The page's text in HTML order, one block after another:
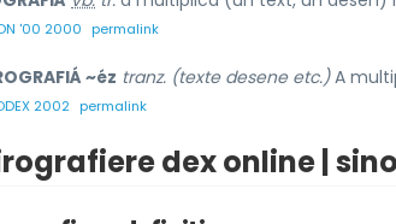
'00 2000 permalink
~éz tranz. (texte desene etc.)A
2002 permalink
dex online |